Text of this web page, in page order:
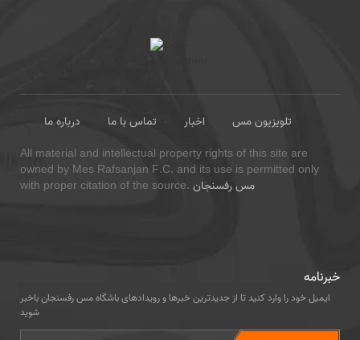
درباره ما تماس با ما اخبار
تلویزیون مس
All material and intellectual property rights of this site are
owned by Mes Rafsanjan F.C. and its use is permitted only
with proper citation of the source. مس رفسنجان
خبرنامه
ایمیل خود را وارد کنید تا از جدیدترین خبرها و رویدادهای باشگاه مس رفسنجان باخبر
شوید